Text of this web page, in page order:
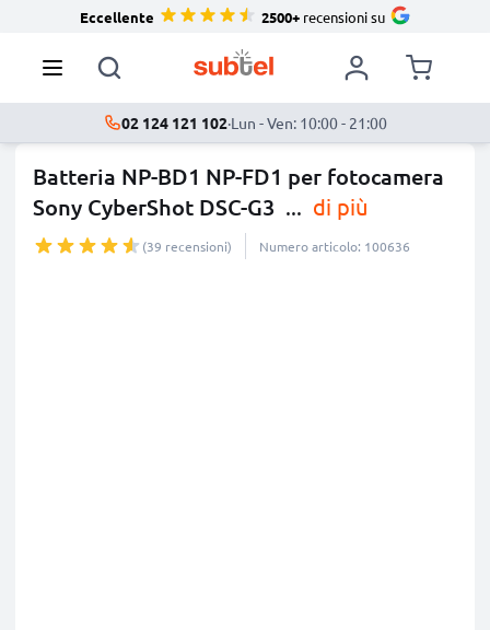
Eccellente 2500+recensioni su
02 124 121 102·Lun - Ven: 10:00 - 21:00
Batteria NP-BD1 NP-FD1 per fotocamera
Sony CyberShot DSC-G3 ... di più
(39 recensioni) Numero articolo: 100636